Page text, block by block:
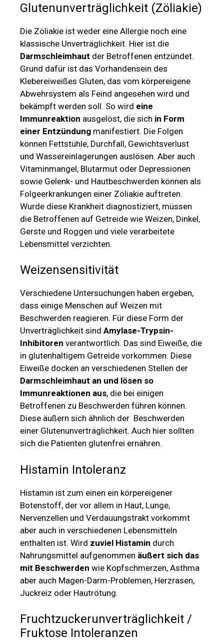
Glutenunverträglichkeit (Zöliakie)
Die Zöliakie ist weder eine Allergie noch eine
klassische Unverträglichkeit. Hier ist die
Darmschleimhaut der Betroffenen entzündet.
Grund dafür ist das Vorhandensein des
Klebereiweißes Gluten, das vom körpereigene
Abwehrsystem als Feind angesehen wird und
bekämpft werden soll. So wird eine
Immunreaktion ausgelöst, die sich in Form
einer Entzündung manifestiert. Die Folgen
können Fettstühle, Durchfall, Gewichtsverlust
und Wassereinlagerungen auslösen. Aber auch
Vitaminmangel, Blutarmut oder Depressionen
sowie Gelenk- und Hautbeschwerden können als
Folgeerkrankungen einer Zöliakie auftreten.
Wurde diese Krankheit diagnostiziert, müssen
die Betroffenen auf Getreide wie Weizen, Dinkel,
Gerste und Roggen und viele verarbeitete
Lebensmittel verzichten.
Weizensensitivität
Verschiedene Untersuchungen haben ergeben,
dass einige Menschen auf Weizen mit
Beschwerden reagieren. Für diese Form der
Unverträglichkeit sind Amylase-Trypsin-
Inhibitoren verantwortlich. Das sind Eiweiße, die
in glutenhaltigem Getreide vorkommen. Diese
Eiweiße docken an verschiedenen Stellen der
Darmschleimhaut an und lösen so
Immunreaktionen aus, die bei einigen
Betroffenen zu Beschwerden führen können.
Diese äußern sich ähnlich der Beschwerden
einer Glutenunverträglichkeit. Auch hier sollten
sich die Patienten glutenfrei ernähren.
Histamin Intoleranz
Histamin ist zum einen ein körpereigener
Botenstoff, der vor allem in Haut, Lunge,
Nervenzellen und Verdauungstrakt vorkommt
aber auch in verschiedenen Lebensmitteln
enthalten ist. Wird zuviel Histamin durch
Nahrungsmittel aufgenommen äußert sich das
mit Beschwerden wie Kopfschmerzen, Asthma
aber auch Magen-Darm-Problemen, Herzrasen,
Juckreiz oder Hautrötung.
Fruchtzuckerunverträglichkeit /
Fruktose Intoleranzen